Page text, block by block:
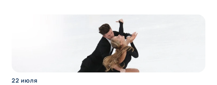
22 июля